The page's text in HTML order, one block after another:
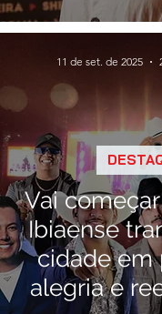
como a
Vai
Ibiaense
cidade em
alegria e
11 de set. de 2025